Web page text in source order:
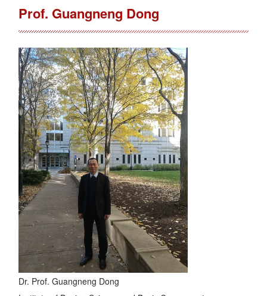
Prof. Guangneng Dong
Dr. Prof. Guangneng Dong